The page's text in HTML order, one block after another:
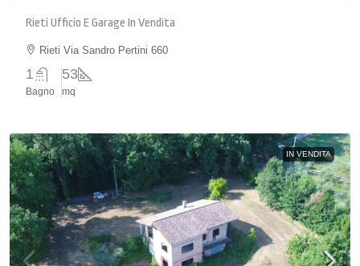
Rieti Ufficio E Garage In Vendita
Rieti Via Sandro Pertini 660
1
Bagno
53
mq
IN VENDITA